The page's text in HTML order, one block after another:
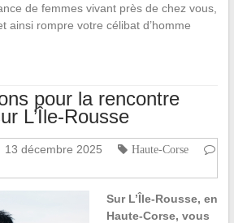
de femmes vivant près de chez vous,
ainsi rompre votre célibat d’homme
pour la rencontre
L’Île-Rousse
13 décembre 2025
Haute-Corse
Sur L’Île-Rousse, en
Haute-Corse, vous